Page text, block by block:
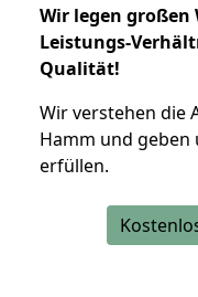
Wir legen großen
Leistungs-
Qualität!
Wir verstehen die
Hamm und geben
erfüllen.